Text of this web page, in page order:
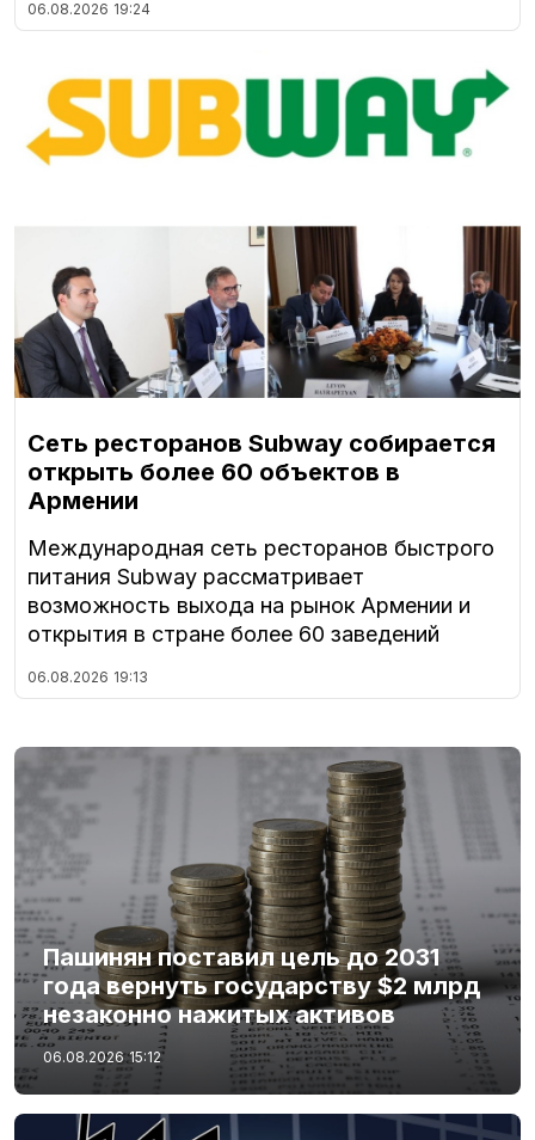
06.08.2026 19:24
Сеть ресторанов Subway собирается
открыть более 60 объектов в
Армении
Международная сеть ресторанов быстрого
питания Subway рассматривает
возможность выхода на рынок Армении и
открытия в стране более 60 заведений
06.08.2026 19:13
Пашинян поставил цель до 2031
года вернуть государству $2 млрд
незаконно нажитых активов
06.08.2026 15:12